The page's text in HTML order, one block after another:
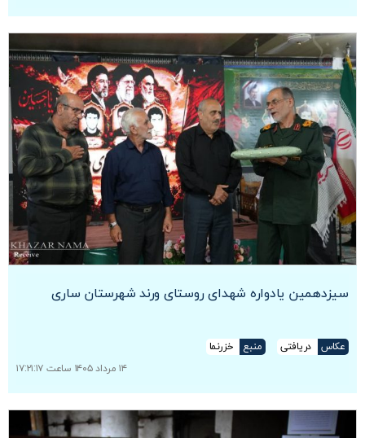
سیزدهمین یادواره شهدای روستای ورند شهرستان ساری
عکاس دریافتی منبع
خزرنما
۱۴ مرداد ۱۴۰۵ ساعت ۱۷:۲۱:۱۷